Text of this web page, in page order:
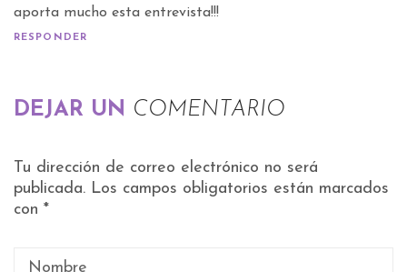
aporta mucho esta entrevista!!!
RESPONDER
DEJAR UN COMENTARIO
Tu dirección de correo electrónico no será
publicada. Los campos obligatorios están marcados
con *